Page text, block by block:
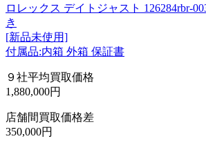
ロレックス デイトジャスト 126284rbr-
き
[新品未使用]
付属品:内箱 外箱 保証書
９社平均買取価格
1,880,000円
店舗間買取価格差
350,000円